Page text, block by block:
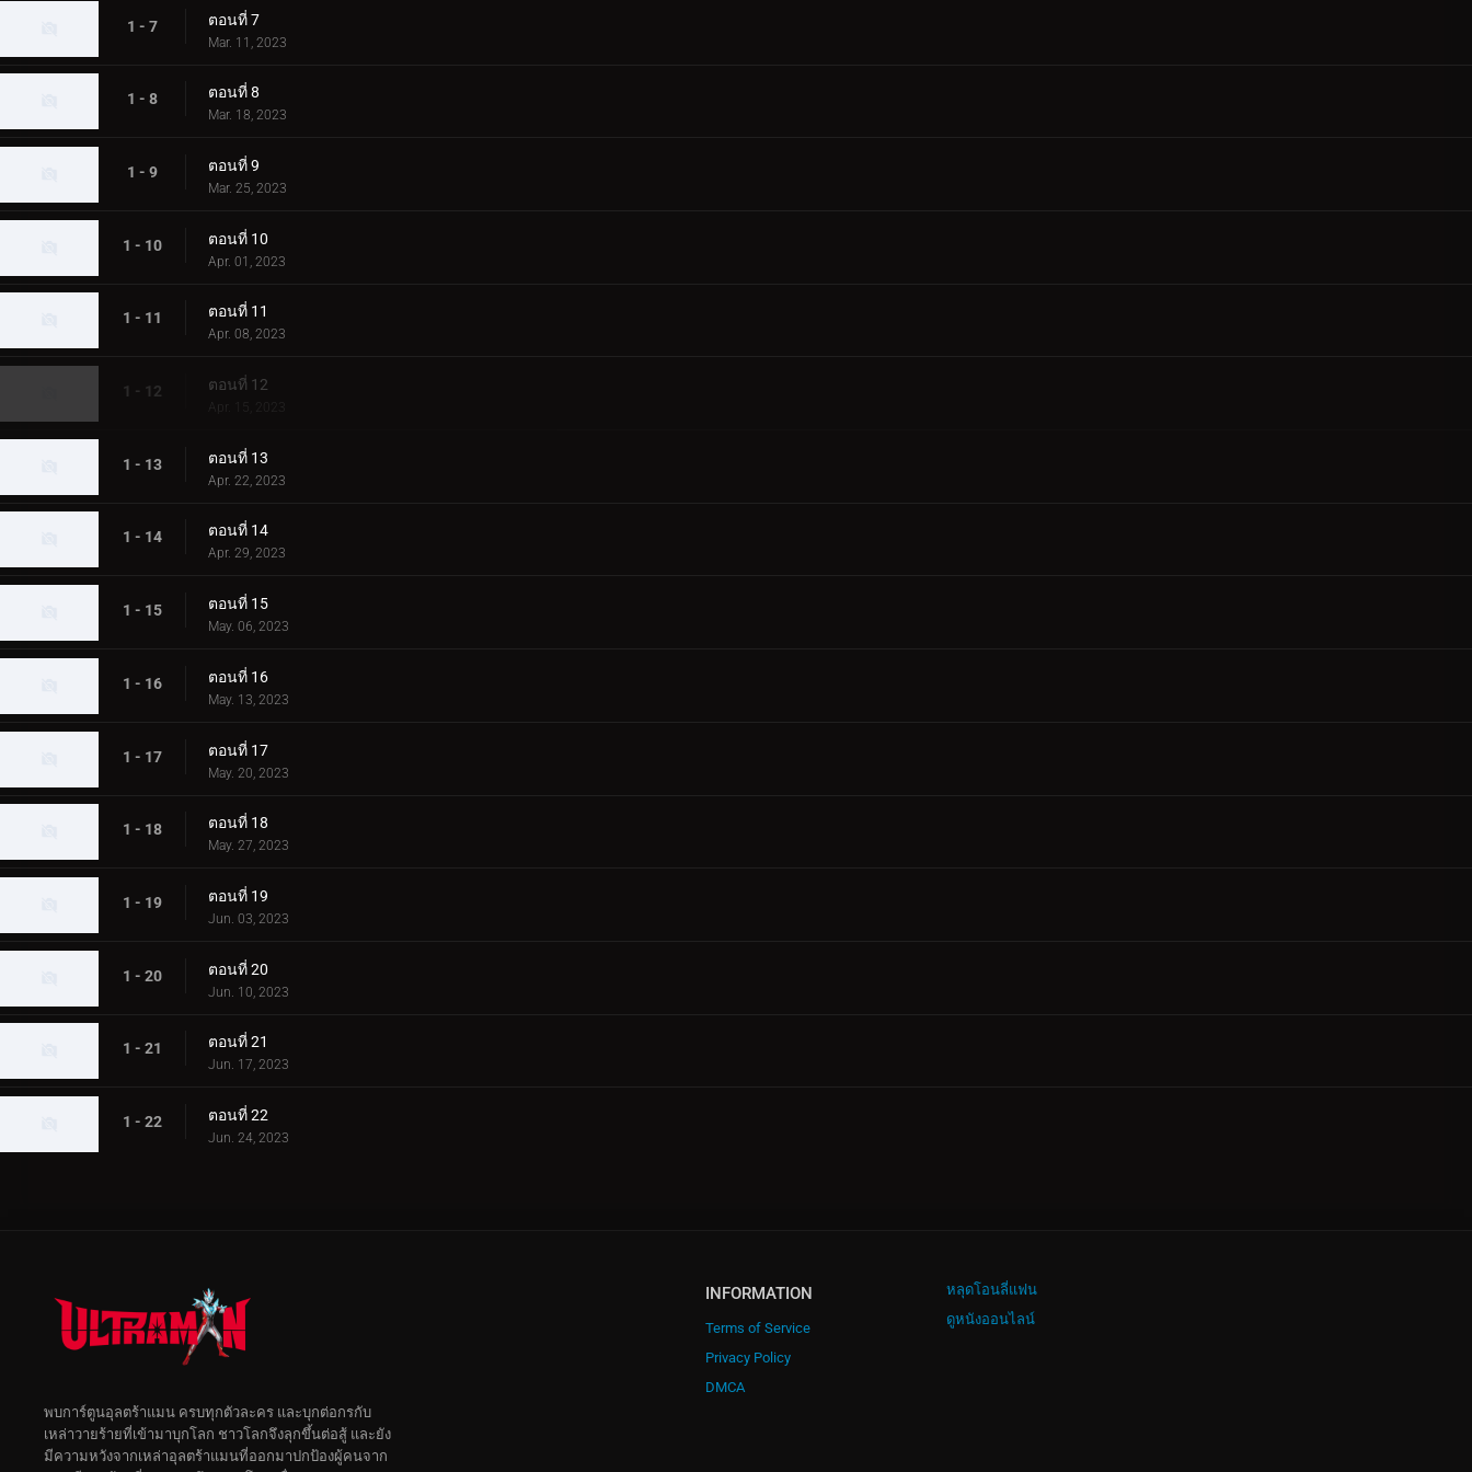
1 - 7 ตอนที่ 7
Mar. 11, 2023
1 - 8 ตอนที่ 8
Mar. 18, 2023
1 - 9 ตอนที่ 9
Mar. 25, 2023
1 - 10 ตอนที่ 10
Apr. 01, 2023
1 - 11 ตอนที่ 11
Apr. 08, 2023
1 - 12 ตอนที่ 12
Apr. 15, 2023
1 - 13 ตอนที่ 13
Apr. 22, 2023
1 - 14 ตอนที่ 14
Apr. 29, 2023
1 - 15 ตอนที่ 15
May. 06, 2023
1 - 16 ตอนที่ 16
May. 13, 2023
1 - 17 ตอนที่ 17
May. 20, 2023
1 - 18 ตอนที่ 18
May. 27, 2023
1 - 19 ตอนที่ 19
Jun. 03, 2023
1 - 20 ตอนที่ 20
Jun. 10, 2023
1 - 21 ตอนที่ 21
Jun. 17, 2023
1 - 22 ตอนที่ 22
Jun. 24, 2023
INFORMATION
Terms of Service
Privacy Policy
DMCA
หลุดโอนลี่แฟน
ดูหนังออนไลน์
พบการ์ตูนอุลตร้าแมน ครบทุกตัวละคร และบุกต่อกรกับ
เหล่าวายร้ายที่เข้ามาบุกโลก ชาวโลกจึงลุกขึ้นต่อสู้ และยัง
มีความหวังจากเหล่าอุลตร้าแมนที่ออกมาปกป้องผู้คนจาก